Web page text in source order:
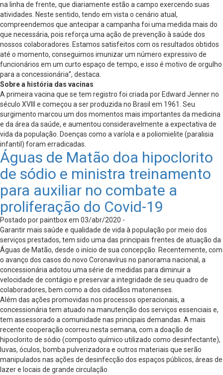
na linha de frente, que diariamente estão a campo exercendo suas
atividades. Neste sentido, tendo em vista o cenário atual,
compreendemos que antecipar a campanha foi uma medida mais do
que necessária, pois reforça uma ação de prevenção à saúde dos
nossos colaboradores. Estamos satisfeitos com os resultados obtidos
até o momento, conseguimos imunizar um número expressivo de
funcionários em um curto espaço de tempo, e isso é motivo de orgulho
para a concessionária”, destaca.
Sobre a história das vacinas
A primeira vacina que se tem registro foi criada por Edward Jenner no
século XVIII e começou a ser produzida no Brasil em 1961. Seu
surgimento marcou um dos momentos mais importantes da medicina
e da área da saúde, e aumentou consideravelmente a expectativa de
vida da população. Doenças como a varíola e a poliomielite (paralisia
infantil) foram erradicadas.
Águas de Matão doa hipoclorito
de sódio e ministra treinamento
para auxiliar no combate a
proliferação do Covid-19
Postado por paintbox em 03/abr/2020 -
Garantir mais saúde e qualidade de vida à população por meio dos
serviços prestados, tem sido uma das principais frentes de atuação da
Águas de Matão, desde o início de sua concepção. Recentemente, com
o avanço dos casos do novo Coronavírus no panorama nacional, a
concessionária adotou uma série de medidas para diminuir a
velocidade de contágio e preservar a integridade de seu quadro de
colaboradores, bem como a dos cidadãos matonenses.
Além das ações promovidas nos processos operacionais, a
concessionária tem atuado na manutenção dos serviços essenciais e,
tem assessorado a comunidade nas principais demandas. A mais
recente cooperação ocorreu nesta semana, com a doação de
hipoclorito de sódio (composto químico utilizado como desinfectante),
luvas, óculos, bomba pulverizadora e outros materiais que serão
manipulados nas ações de desinfecção dos espaços públicos, áreas de
lazer e locais de grande circulação.